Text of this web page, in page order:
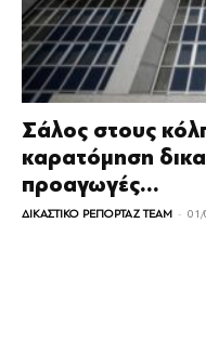
Σάλος στους
καρατόμηση
προαγωγές...
ΔΙΚΑΣΤΙΚΟ ΡΕΠΟΡΤΑΖ TEAM - 01/